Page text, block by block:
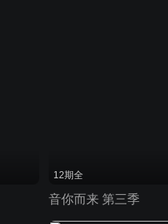
12期全
音你而来 第三季